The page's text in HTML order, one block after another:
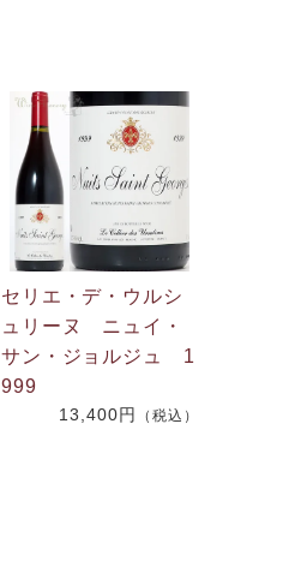
セリエ・デ・ウルシ
ュリーヌ ニュイ・
サン・ジョルジュ 1
999
13,400円 （税込）